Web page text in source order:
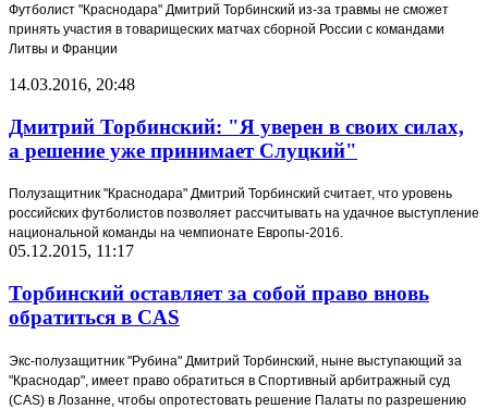
Футболист "Краснодара" Дмитрий Торбинский из-за травмы не сможет
принять участия в товарищеских матчах сборной России с командами
Литвы и Франции
14.03.2016, 20:48
Дмитрий Торбинский: "Я уверен в своих силах,
а решение уже принимает Слуцкий"
Полузащитник "Краснодара" Дмитрий Торбинский считает, что уровень
российских футболистов позволяет рассчитывать на удачное выступление
национальной команды на чемпионате Европы-2016.
05.12.2015, 11:17
Торбинский оставляет за собой право вновь
обратиться в CAS
Экс-полузащитник "Рубина" Дмитрий Торбинский, ныне выступающий за
"Краснодар", имеет право обратиться в Спортивный арбитражный суд
(CAS) в Лозанне, чтобы опротестовать решение Палаты по разрешению